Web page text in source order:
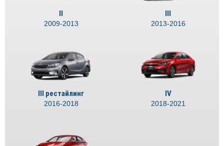
II
2009-2013
III
2013-2016
III рестайлинг
2016-2018
IV
2018-2021